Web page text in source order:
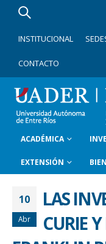
INSTITUCIONAL
CONTACTO
ACADÉMICA
EXTENSIÓN
10
Abr
LAS
CURIE